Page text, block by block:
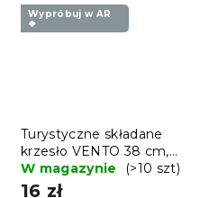
Wypróbuj w AR
❖
Turystyczne składane
krzesło VENTO 38 cm,
niebieskie
W magazynie (>10 szt)
16 zł